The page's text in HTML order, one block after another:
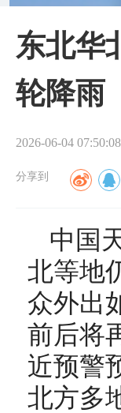
东北华
轮降雨
2026-06-04 07:50:08
分享到
中国
北等地
众外出
前后将
近预警
北方多